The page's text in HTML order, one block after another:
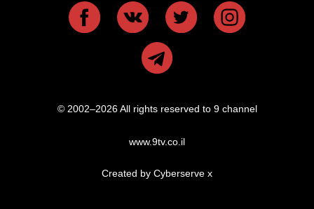
© 2002–2026 All rights reserved to 9 channel
www.9tv.co.il
Created by Cyberserve x